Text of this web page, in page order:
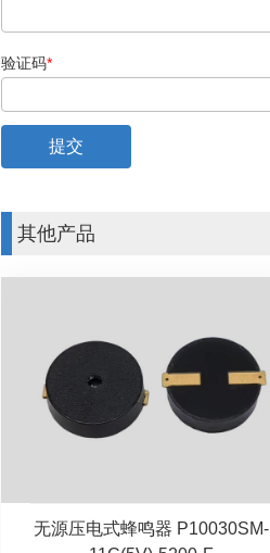
验证码*
其他产品
无源压电式蜂鸣器 P10030SM-